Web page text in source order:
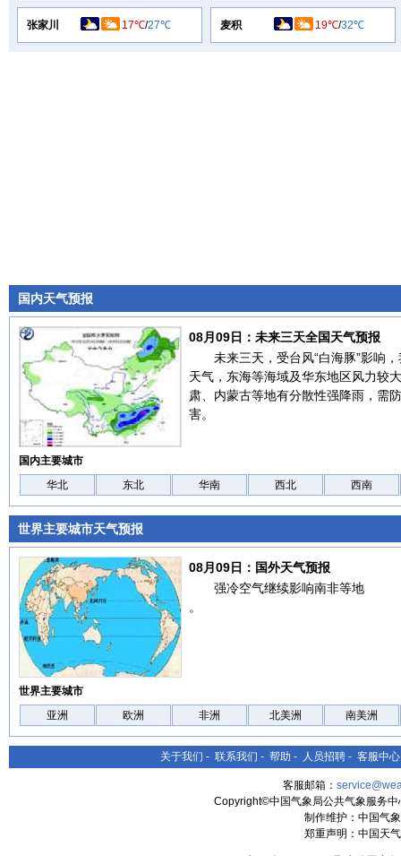
张家川 17℃/27℃ 麦积 19℃/32℃
国内天气预报
08月09日：未来三天全国天气预报
未来三天，受台风“白海豚”影响
天气，东海等海域及华东地区风力较
肃、内蒙古等地有分散性强降雨，需
害。
国内主要城市
华北
东北 华南 西北 西南
世界主要城市天气预报
08月09日：国外天气预报
强冷空气继续影响南非等地
。
世界主要城市
亚洲
欧洲 非洲 北美洲 南美洲
关于我们 - 联系我们 - 帮助 - 人员招聘 - 客服中心
客服邮箱：
Copyright©中国气象局公共气象服务
制作维护：中国气
郑重声明：中国天